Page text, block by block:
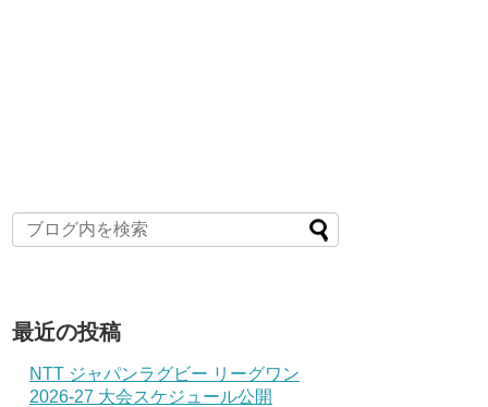
最近の投稿
NTT ジャパンラグビー リーグワン
2026-27 大会スケジュール公開